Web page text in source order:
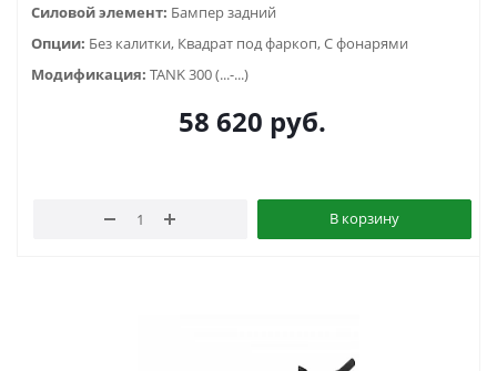
Силовой элемент: Бампер задний
Опции: Без калитки, Квадрат под фаркоп, С фонарями
Модификация: TANK 300 (...-...)
58 620 руб.
В корзину